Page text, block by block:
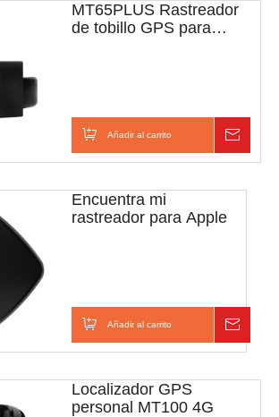
MT65PLUS Rastreador
de tobillo GPS para
Añadir al carrito
Encuentra mi
rastreador para Apple
Añadir al carrito
Localizador GPS
personal MT100 4G